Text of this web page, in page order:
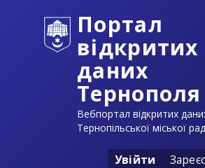
Портал
відкритих
даних
Тернополя
Вебпортал відкритих
Тернопільської міської
Увійти